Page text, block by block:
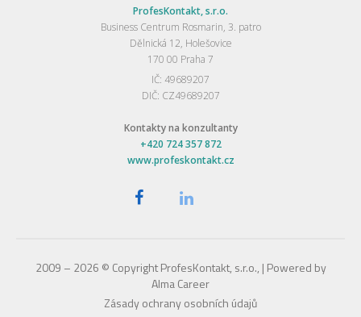
ProfesKontakt, s.r.o.
Business Centrum Rosmarin, 3. patro
Dělnická 12, Holešovice
170 00 Praha 7
IČ: 49689207
DIČ: CZ49689207
Kontakty na konzultanty
+420 724 357 872
www.profeskontakt.cz
2009 – 2026 © Copyright ProfesKontakt, s.r.o., | Powered by
Alma Career
Zásady ochrany osobních údajů